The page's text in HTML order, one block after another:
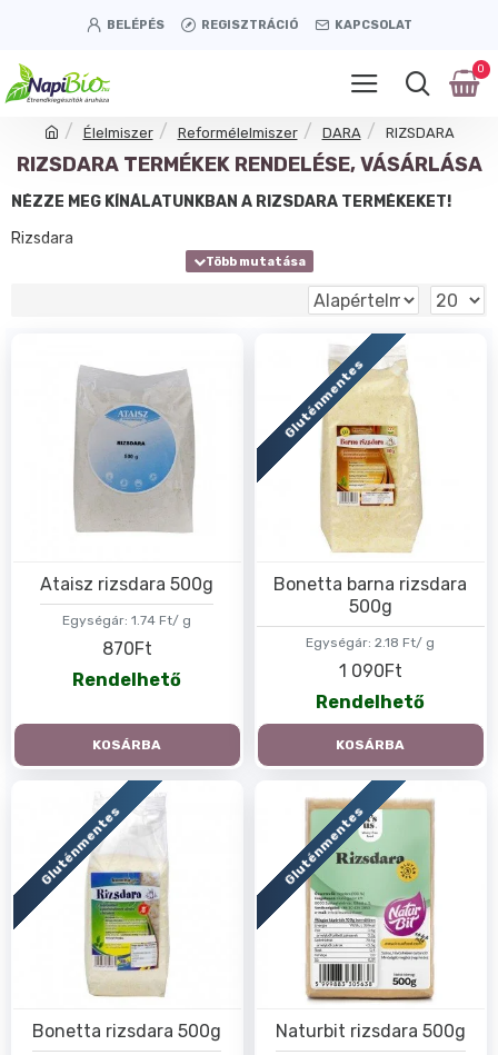
BELÉPÉS REGISZTRÁCIÓ KAPCSOLAT
0
Élelmiszer Reformélelmiszer DARA RIZSDARA
RIZSDARA TERMÉKEK RENDELÉSE, VÁSÁRLÁSA
NÉZZE MEG KÍNÁLATUNKBAN A RIZSDARA TERMÉKEKET!
Rizsdara
Egységár: 1.74 Ft/ g
Ataisz rizsdara 500g
870Ft
Rendelhető
KOSÁRBA
Gluténmentes
Egységár: 2.18 Ft/ g
Bonetta barna rizsdara
500g
1 090Ft
Rendelhető
KOSÁRBA
Gluténmentes
Bonetta rizsdara 500g
Gluténmentes
Naturbit rizsdara 500g